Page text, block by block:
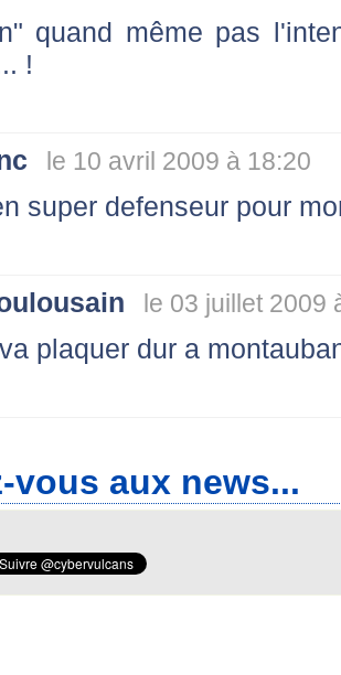
quand même pas
!
le 10 avril 2009 à 18:20
super defenseur pour
le 03 juillet 2009
plaquer dur a
vous aux news...